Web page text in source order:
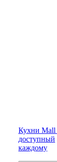
Кухни Mall
доступный
каждому